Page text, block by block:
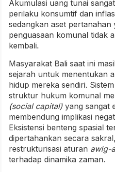
Akumulasi uang tunai
perilaku konsumtif dan
sedangkan aset pertanahan
penguasaan komunal tidak
kembali.
Masyarakat Bali saat ini
sejarah untuk menentukan
hidup mereka sendiri.
struktur hukum komunal
(social capital) yang sangat
membendung implikasi
Eksistensi benteng spasial
dipertahankan secara
restrukturisasi aturan awig-
terhadap dinamika zaman.